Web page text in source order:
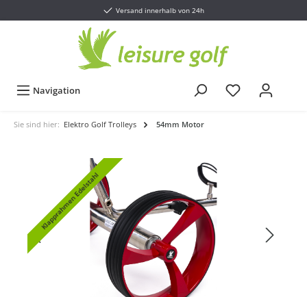
Versand innerhalb von 24h
Navigation
Sie sind hier: Elektro Golf Trolleys 54mm Motor
Klapprahmen Edelstahl